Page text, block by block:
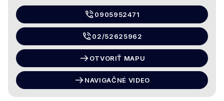
0905952471
02/52625962
OTVORIŤ MAPU
NAVIGAČNÉ VIDEO